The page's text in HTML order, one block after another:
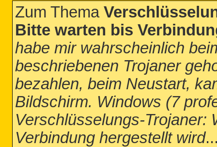
Zum Thema
Bitte warten bis
habe mir wahrscheinlich
beschriebenen Trojaner
bezahlen, beim Neustart,
Bildschirm. Windows (7
Verschlüsselungs-Trojaner:
Verbindung hergestellt wird